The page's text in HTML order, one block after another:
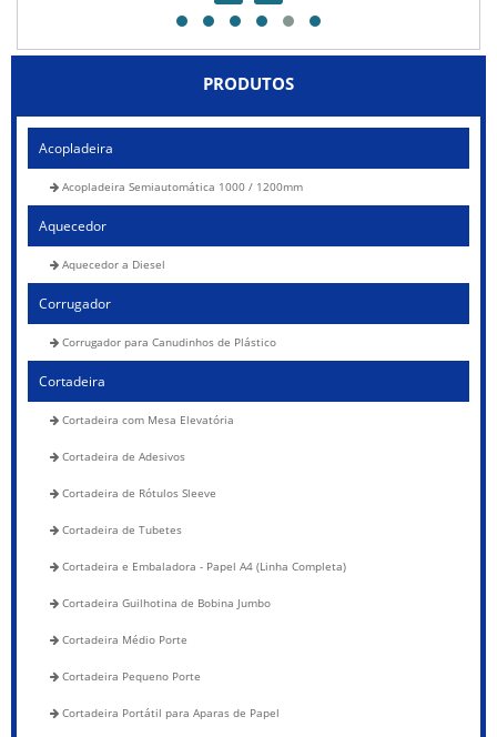
PRODUTOS
Acopladeira
Acopladeira Semiautomática 1000 / 1200mm
Aquecedor
Aquecedor a Diesel
Corrugador
Corrugador para Canudinhos de Plástico
Cortadeira
Cortadeira com Mesa Elevatória
Cortadeira de Adesivos
Cortadeira de Rótulos Sleeve
Cortadeira de Tubetes
Cortadeira e Embaladora - Papel A4 (Linha Completa)
Cortadeira Guilhotina de Bobina Jumbo
Cortadeira Médio Porte
Cortadeira Pequeno Porte
Cortadeira Portátil para Aparas de Papel